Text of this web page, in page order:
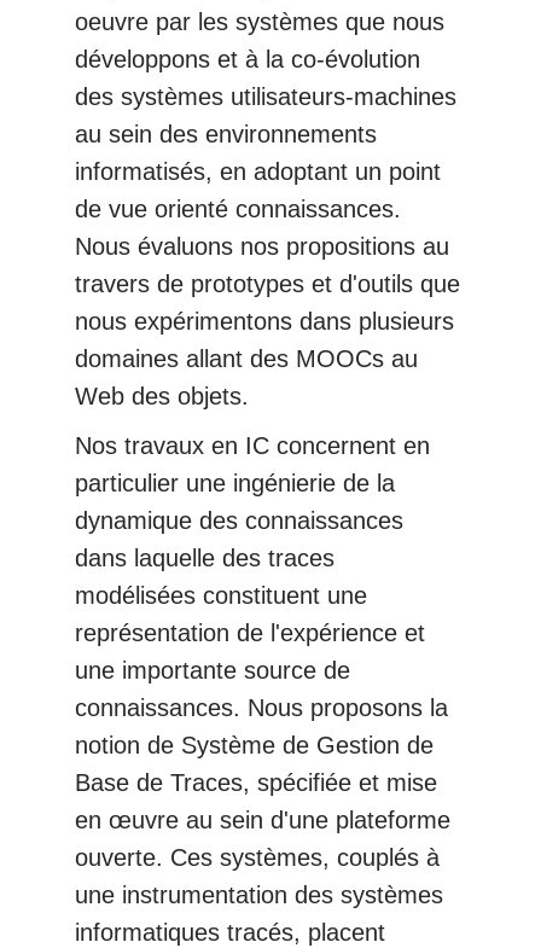
oeuvre par les systèmes que nous
développons et à la co-évolution
des systèmes utilisateurs-machines
au sein des environnements
informatisés, en adoptant un point
de vue orienté connaissances.
Nous évaluons nos propositions au
travers de prototypes et d'outils que
nous expérimentons dans plusieurs
domaines allant des MOOCs au
Web des objets.
Nos travaux en IC concernent en
particulier une ingénierie de la
dynamique des connaissances
dans laquelle des traces
modélisées constituent une
représentation de l'expérience et
une importante source de
connaissances. Nous proposons la
notion de Système de Gestion de
Base de Traces, spécifiée et mise
en œuvre au sein d'une plateforme
ouverte. Ces systèmes, couplés à
une instrumentation des systèmes
informatiques tracés, placent